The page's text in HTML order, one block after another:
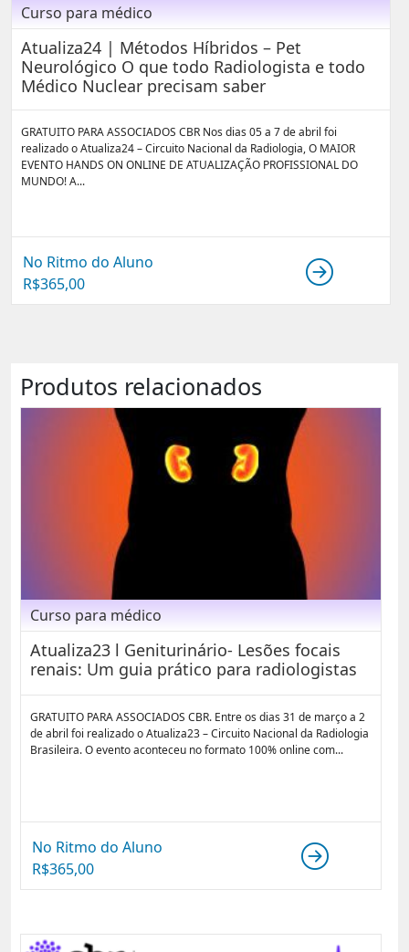
Curso para médico
Atualiza24 | Métodos Híbridos – Pet
Neurológico O que todo Radiologista e todo
Médico Nuclear precisam saber
GRATUITO PARA ASSOCIADOS CBR Nos dias 05 a 7 de abril foi
realizado o Atualiza24 – Circuito Nacional da Radiologia, O MAIOR
EVENTO HANDS ON ONLINE DE ATUALIZAÇÃO PROFISSIONAL DO
MUNDO! A...
No Ritmo do Aluno
R$365,00
Produtos relacionados
Curso para médico
Atualiza23 l Geniturinário- Lesões focais
renais: Um guia prático para radiologistas
GRATUITO PARA ASSOCIADOS CBR. Entre os dias 31 de março a 2
de abril foi realizado o Atualiza23 – Circuito Nacional da Radiologia
Brasileira. O evento aconteceu no formato 100% online com...
No Ritmo do Aluno
R$365,00